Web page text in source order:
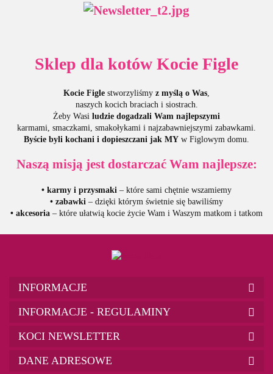
Sklep dla kotów Kocie Figle
Kocie Figle stworzyliśmy z myślą o Was
naszych kocich braciach i siostrach.
Żeby Wasi ludzie dogadzali Wam najlepszymi
karmami, smaczkami, smakołykami i najzabawniejszymi zabawkami.
Byście byli kochani i dopieszczani jak MY w Figlowym domu.
Naszą misją jest dostarczać Wam najlepsze:
• karmy i przysmaki – które sami chętnie wszamiemy
• zabawki – dzięki którym świetnie się bawiliśmy
• akcesoria – które ułatwią kocie życie Wam i Waszym matkom i tatkom
INFORMACJE
INFORMACJE - REGULAMINY
KOCI NEWSLETTER
DANE ADRESOWE